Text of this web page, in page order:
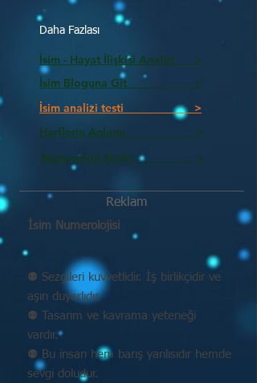
Daha Fazlası
İsim - Hayat İlişkisi Analizi >
İsim Bloguna Git >
İsim analizi testi >
Harflerin Anlamı >
Numeroloji Nedir_________ >
Reklam
İsim Numerolojisi
⚉ Sezgileri kuvvetlidir. İş birlikçidir ve
aşırı duyarlıdır.
⚉ Tasarım ve kavrama yeteneği
vardır.
⚉ Bu insan hem barış yanlısıdır hemde
sevgi doludur.